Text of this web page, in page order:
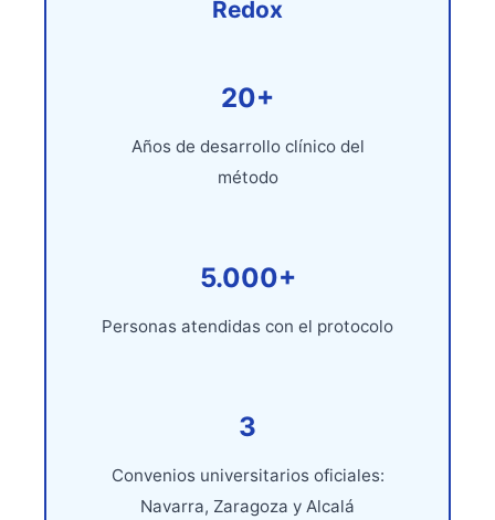
Redox
20+
Años de desarrollo clínico del
método
5.000+
Personas atendidas con el protocolo
3
Convenios universitarios oficiales:
Navarra, Zaragoza y Alcalá